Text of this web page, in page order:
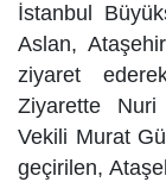
İstanbul
Aslan,
ziyaret
Ziyarette Nuri
Vekili Murat
geçirilen,